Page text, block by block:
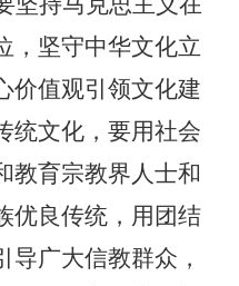
，坚守中华文化立
价值观引领文化建
统文化，要用社会
教育宗教界人士和
优良传统，用团结
广大信教群众，